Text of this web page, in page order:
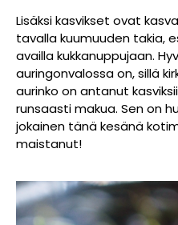
Lisäksi kasvikset ovat
tavalla kuumuuden takia,
availla kukkanuppujaan.
auringonvalossa on, sillä
aurinko on antanut
runsaasti makua. Sen on
jokainen tänä kesänä
maistanut!